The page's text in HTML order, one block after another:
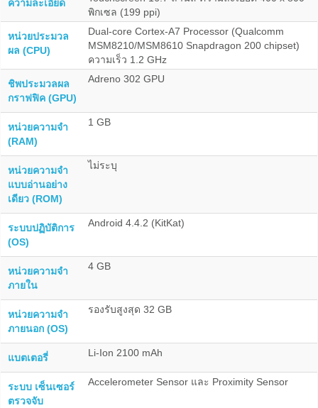
ความละเอียด
พิกเซล (199 ppi)
หน่วยประมวล
ผล (CPU)
Dual-core Cortex-A7 Processor (Qualcomm
MSM8210/MSM8610 Snapdragon 200 chipset)
ความเร็ว 1.2 GHz
ชิพประมวลผล
กราฟฟิค (GPU)
Adreno 302 GPU
หน่วยความจำ
(RAM)
1 GB
หน่วยความจำ
แบบอ่านอย่าง
เดียว (ROM)
ไม่ระบุ
ระบบปฏิบัติการ
(OS)
Android 4.4.2 (KitKat)
หน่วยความจำ
ภายใน
4 GB
หน่วยความจำ
ภายนอก (OS)
รองรับสูงสุด 32 GB
แบตเตอรี่ Li-Ion 2100 mAh
ระบบ เซ็นเซอร์
ตรวจจับ
Accelerometer Sensor และ Proximity Sensor